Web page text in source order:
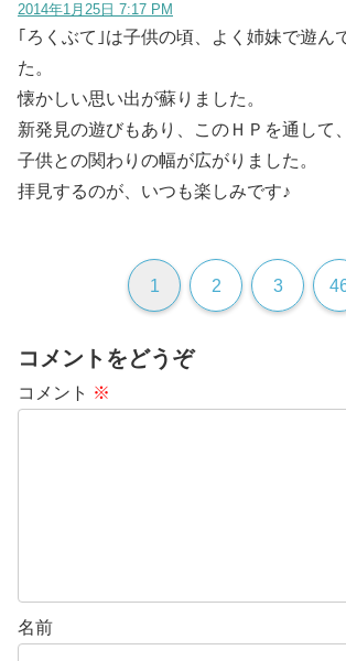
2014年1月25日 7:17 PM
｢ろくぶて｣は子供の頃、よく姉妹で遊ん
た。
懐かしい思い出が蘇りました。
新発見の遊びもあり、このＨＰを通して、
子供との関わりの幅が広がりました。
拝見するのが、いつも楽しみです♪
1 2 3
コメントをどうぞ
コメント ※
名前